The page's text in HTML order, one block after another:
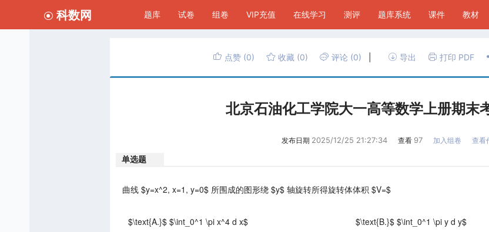
科数网 题库 试卷 组卷 VIP充值 在线学习 测评 题库系统 课件 教材
点赞 (0) 收藏 (0) 评论 (0) 导出 打印 PDF
北京石油化工学院大一高等数学上册期末
发布日期 2025/12/25 21:27:34查看 97 加入组卷 查看
单选题
曲线 $y=x^2, x=1, y=0$ 所围成的图形绕 $y$ 轴旋转所得旋转体体积 $V=$
$\text{A.}$ $\int_0^1 \pi x^4 d x$ $\text{B.}$ $\int_0^1 \pi y d y$